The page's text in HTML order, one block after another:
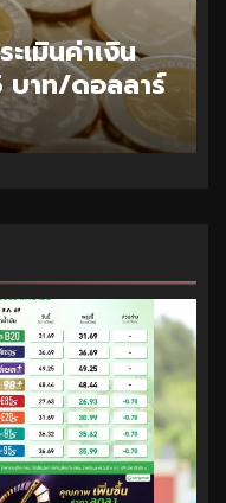
เมินค่าเงิน
บาท/ดอลลาร์